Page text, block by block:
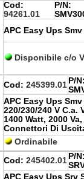
Cod:
94261.01
P/N:
APC Easy Ups
Disponibile c/o
Cod: 245399.01 P/
APC Easy Ups
220/230/240 V C.a.
1400 Watt, 2000
Connettori Di
Ordinabile
Cod: 245402.01 P/
APC Easy Ups Srv